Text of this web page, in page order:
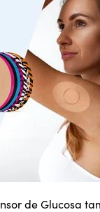
de Glucosa